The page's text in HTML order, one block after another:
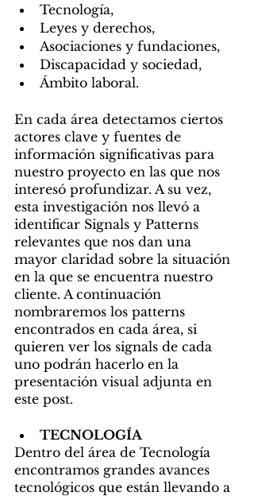
Tecnología,
Leyes y derechos,
Asociaciones y fundaciones,
Discapacidad y sociedad,
Ámbito laboral.
En cada área detectamos ciertos
actores clave y fuentes de
información significativas para
nuestro proyecto en las que nos
interesó profundizar. A su vez,
esta investigación nos llevó a
identificar Signals y Patterns
relevantes que nos dan una
mayor claridad sobre la situación
en la que se encuentra nuestro
cliente. A continuación
nombraremos los patterns
encontrados en cada área, si
quieren ver los signals de cada
uno podrán hacerlo en la
presentación visual adjunta en
este post.
TECNOLOGÍA
Dentro del área de Tecnología
encontramos grandes avances
tecnológicos que están llevando a